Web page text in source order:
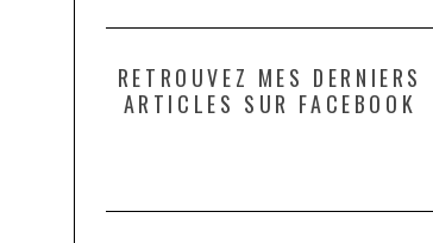
RETROUVEZ MES DERNIERS
ARTICLES SUR FACEBOOK